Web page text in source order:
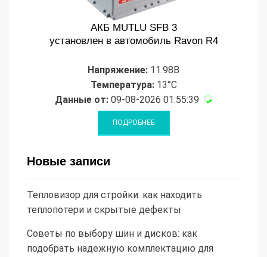
АКБ MUTLU SFB 3
установлен в автомобиль Ravon R4
Напряжение: 11.98В
Температура:13°C
Данные от: 09-08-2026 01:55:39
Новые записи
Тепловизор для стройки: как находить
теплопотери и скрытые дефекты
Советы по выбору шин и дисков: как
подобрать надежную комплектацию для